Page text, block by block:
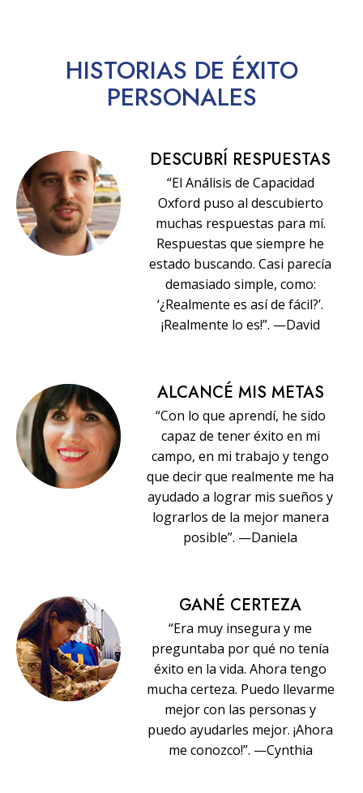
HISTORIAS DE ÉXITO
PERSONALES
DESCUBRÍ RESPUESTAS
“El Análisis de Capacidad
Oxford puso al descubierto
muchas respuestas para mí.
Respuestas que siempre he
estado buscando. Casi parecía
demasiado simple, como:
‘¿Realmente es así de fácil?’.
¡Realmente lo es!”. —David
ALCANCÉ MIS METAS
“Con lo que aprendí, he sido
capaz de tener éxito en mi
campo, en mi trabajo y tengo
que decir que realmente me ha
ayudado a lograr mis sueños y
lograrlos de la mejor manera
posible”. —Daniela
GANÉ CERTEZA
“Era muy insegura y me
preguntaba por qué no tenía
éxito en la vida. Ahora tengo
mucha certeza. Puedo llevarme
mejor con las personas y
puedo ayudarles mejor. ¡Ahora
me conozco!”. —Cynthia